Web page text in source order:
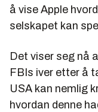
å vise Apple
selskapet kan
Det viser seg nå
FBIs iver etter å
USA kan nemlig
hvordan denne